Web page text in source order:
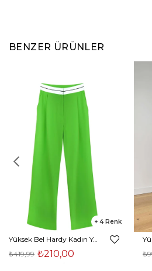
BENZER ÜRÜNLER
4
Yüksek Bel Hardy Kadın Yeşil Palazzo Pantolon 23K000407
₺210,00
₺419,99